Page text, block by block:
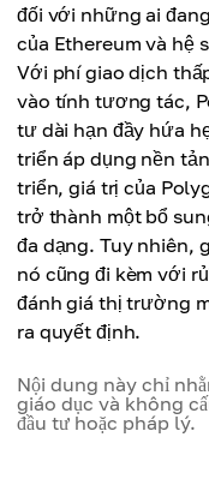
đối với những ai
của Ethereum và hệ
Với phí giao dịch
vào tính tương tác,
tư dài hạn đầy hứa
triển áp dụng nền
triển, giá trị của
trở thành một bổ
đa dạng. Tuy nhiên,
nó cũng đi kèm với
đánh giá thị trường
ra quyết định.
Nội dung này chỉ
giáo dục và không
đầu tư hoặc pháp lý.